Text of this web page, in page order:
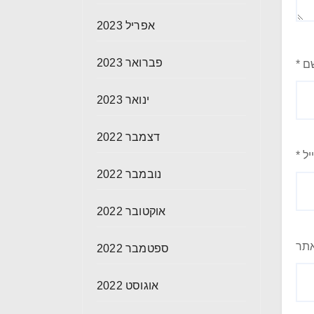
*
*
אפריל 2023
פברואר 2023
ינואר 2023
דצמבר 2022
נובמבר 2022
אוקטובר 2022
ספטמבר 2022
אוגוסט 2022